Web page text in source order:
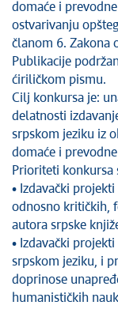
domaće i
ostvarivanju
članom 6. Zakona
Publikacije
ćiriličkom pismu.
Cilj konkursa je:
delatnosti
srpskom jeziku iz
domaće i
Prioriteti konkursa
• Izdavački
odnosno kritičkih,
autora srpske
• Izdavački
srpskom jeziku, i
doprinose
humanističkih